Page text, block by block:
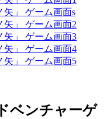
ベンチャーゲ